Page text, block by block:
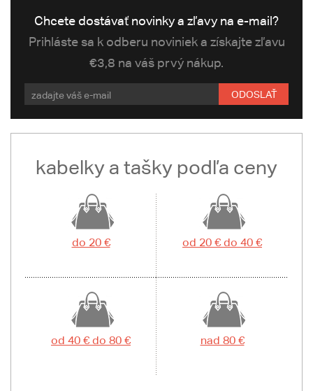
Chcete dostávať novinky a zľavy na e-mail?
Prihláste sa k odberu noviniek a získajte zľavu
€3,8 na váš prvý nákup.
ODOSLAŤ
kabelky a tašky podľa ceny
do 20 € od 20 € do 40 €
od 40 € do 80 € nad 80 €